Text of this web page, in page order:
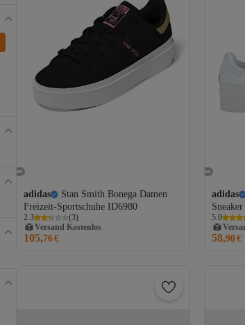
adidas
Stan Smith Bonega Damen
Freizeit-Sportschuhe ID6980
2.3 (3)
Versand Kostenlos
Gratis Versand
105,76€
adidas
5.0
Gratis
58,90€